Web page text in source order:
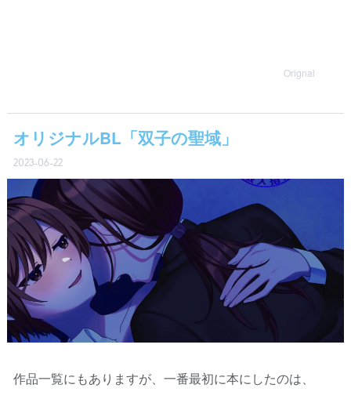
Orignal
オリジナルBL「双子の聖域」
2023-06-22
作品一覧にもありますが、一番最初に本にしたのは、